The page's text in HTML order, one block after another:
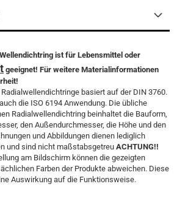
ist für Lebensmittel oder
geeignet! Für weitere Materialinformationen
basiert auf der DIN 3760.
die ISO 6194 Anwendung. Die übliche
Radialwellendichtring beinhaltet die Bauform,
den Außendurchmesser, die Höhe und den
und Abbildungen dienen lediglich
und sind nicht maßstabsgetreu ACHTUNG!!
am Bildschirm können die gezeigten
Farben der Produkte abweichen. Diese
Auswirkung auf die Funktionsweise.